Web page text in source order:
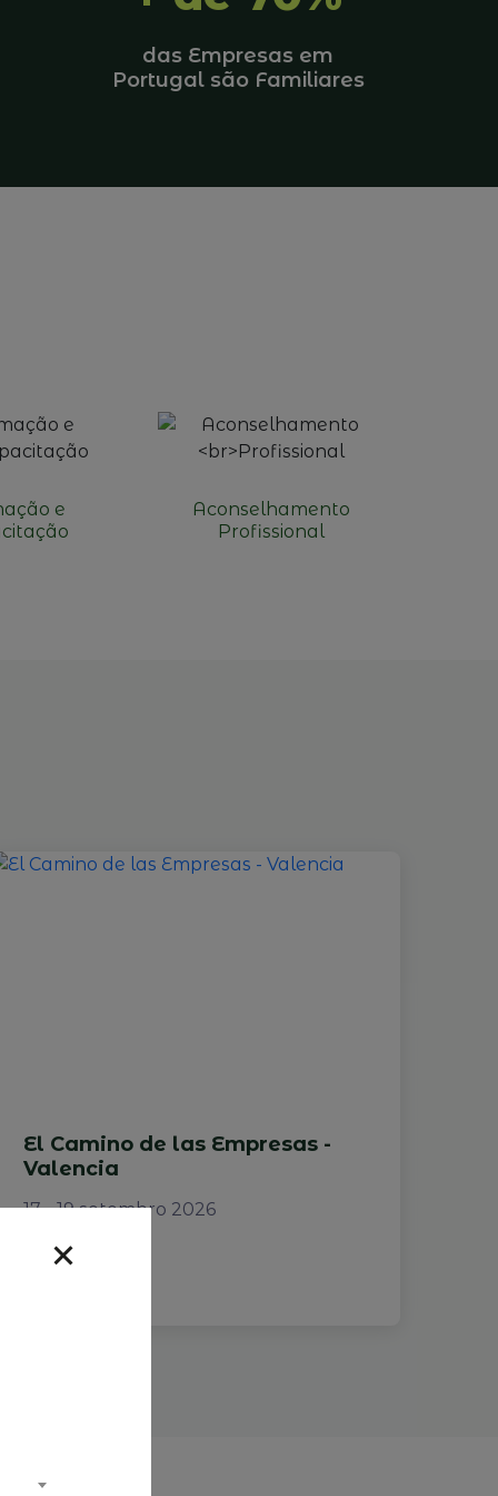
das Empresas em
Portugal são Familiares
e
Aconselhamento
Profissional
El Camino de las Empresas -
Valencia
17 - 19 setembro 2026